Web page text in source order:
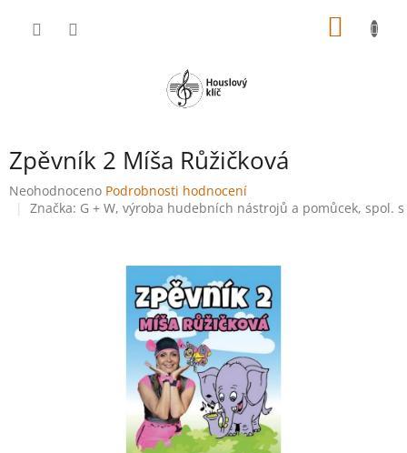
Zpěvník 2 Míša Růžičková
Průměrné
hodnocení
Neohodnoceno Podrobnosti hodnocení
Značka: G + W, výroba hudebních nástrojů a pomůcek, spol.